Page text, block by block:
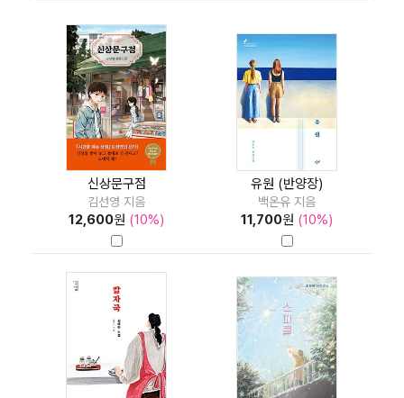
신상문구점
김선영 지음
12,600원 (10%)
유원 (반양장)
백온유 지음
11,700원 (10%)